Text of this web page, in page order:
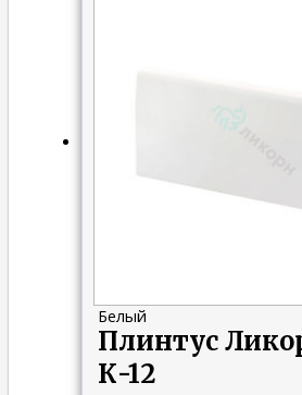
Белый
Плинтус
К-12